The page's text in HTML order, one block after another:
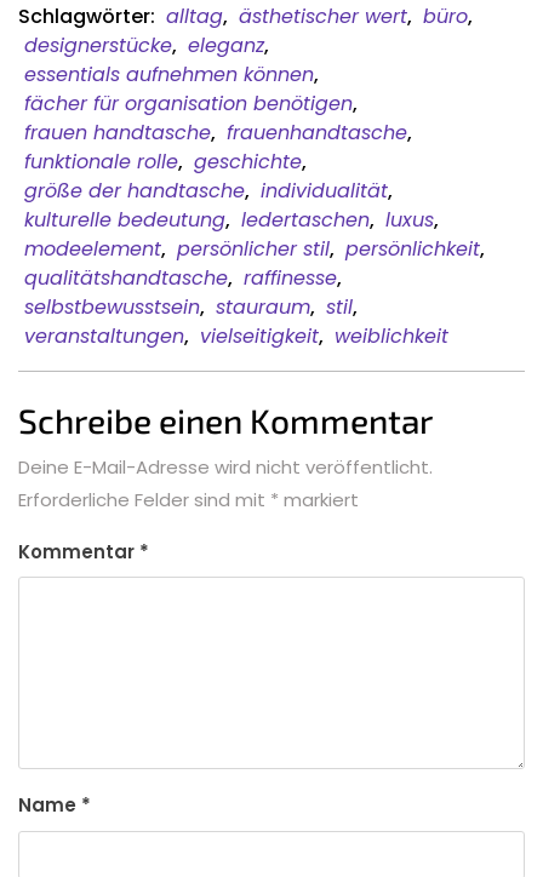
Schlagwörter: alltag, ästhetischer wert, büro,
designerstücke, eleganz,
essentials aufnehmen können,
fächer für organisation benötigen,
frauen handtasche, frauenhandtasche,
funktionale rolle, geschichte,
größe der handtasche, individualität,
kulturelle bedeutung, ledertaschen, luxus,
modeelement, persönlicher stil, persönlichkeit,
qualitätshandtasche, raffinesse,
selbstbewusstsein, stauraum, stil,
veranstaltungen, vielseitigkeit, weiblichkeit
Schreibe einen Kommentar
Deine E-Mail-Adresse wird nicht veröffentlicht.
Erforderliche Felder sind mit * markiert
Kommentar *
Name *